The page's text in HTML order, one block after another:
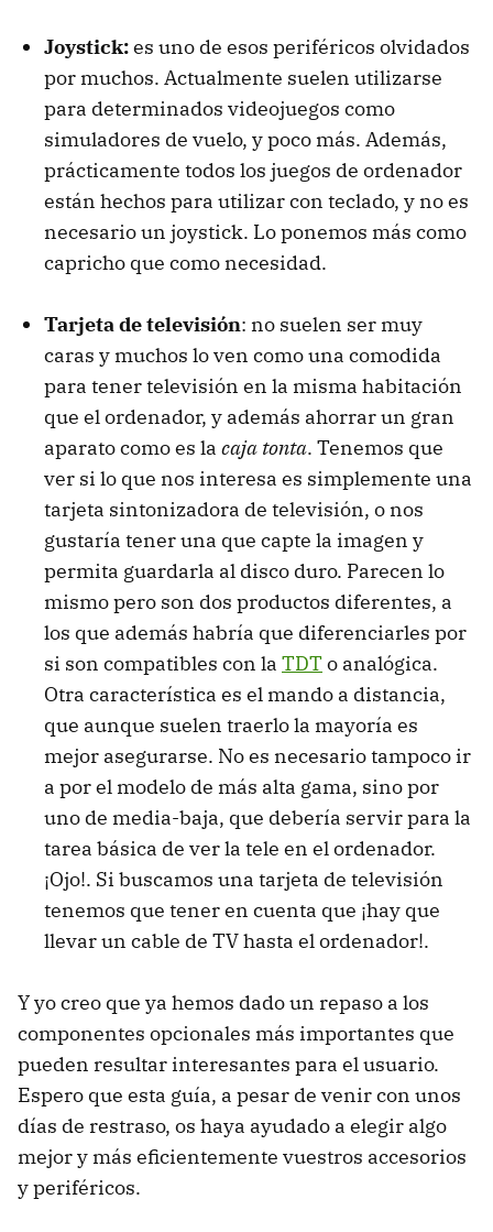
Joystick:es uno de esos periféricos olvidados
por muchos. Actualmente suelen utilizarse
para determinados videojuegos como
simuladores de vuelo, y poco más. Además,
prácticamente todos los juegos de ordenador
están hechos para utilizar con teclado, y no es
necesario un joystick. Lo ponemos más como
capricho que como necesidad.
Tarjeta de televisión: no suelen ser muy
caras y muchos lo ven como una comodida
para tener televisión en la misma habitación
que el ordenador, y además ahorrar un gran
aparato como es la caja tonta. Tenemos que
ver si lo que nos interesa es simplemente una
tarjeta sintonizadora de televisión, o nos
gustaría tener una que capte la imagen y
permita guardarla al disco duro. Parecen lo
mismo pero son dos productos diferentes, a
los que además habría que diferenciarles por
si son compatibles con la TDTo analógica.
Otra característica es el mando a distancia,
que aunque suelen traerlo la mayoría es
mejor asegurarse. No es necesario tampoco ir
a por el modelo de más alta gama, sino por
uno de media-baja, que debería servir para la
tarea básica de ver la tele en el ordenador.
¡Ojo!. Si buscamos una tarjeta de televisión
tenemos que tener en cuenta que ¡hay que
llevar un cable de TV hasta el ordenador!.
Y yo creo que ya hemos dado un repaso a los
componentes opcionales más importantes que
pueden resultar interesantes para el usuario.
Espero que esta guía, a pesar de venir con unos
días de restraso, os haya ayudado a elegir algo
mejor y más eficientemente vuestros accesorios
y periféricos.